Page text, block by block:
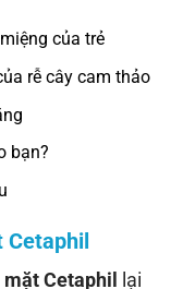
của trẻ
rễ cây cam thảo
bạn?
Cetaphil
Cetaphil
lại